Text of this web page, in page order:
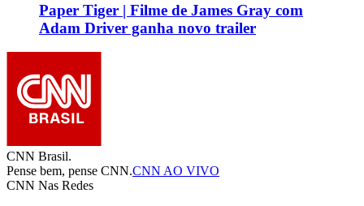
Paper Tiger | Filme de James Gray com
Adam Driver ganha novo trailer
CNN Brasil.
Pense bem, pense CNN.CNN AO VIVO
CNN Nas Redes